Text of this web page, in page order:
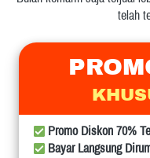
telah
Promo Diskon 70%
Bayar Langsung